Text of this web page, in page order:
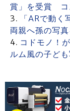
賞」を受賞 コ
「ARで動
両親へ孫の写
コドモノ！
ルム風の子ど